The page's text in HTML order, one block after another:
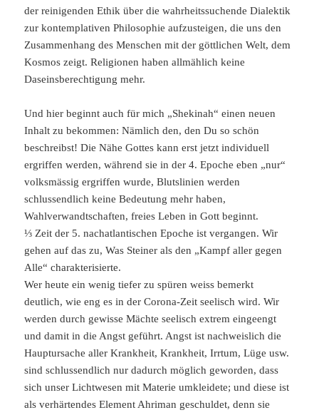
der reinigenden Ethik über die wahrheitssuchende Dialektik
zur kontemplativen Philosophie aufzusteigen, die uns den
Zusammenhang des Menschen mit der göttlichen Welt, dem
Kosmos zeigt. Religionen haben allmählich keine
Daseinsberechtigung mehr.
Und hier beginnt auch für mich „Shekinah“ einen neuen
Inhalt zu bekommen: Nämlich den, den Du so schön
beschreibst! Die Nähe Gottes kann erst jetzt individuell
ergriffen werden, während sie in der 4. Epoche eben „nur“
volksmässig ergriffen wurde, Blutslinien werden
schlussendlich keine Bedeutung mehr haben,
Wahlverwandtschaften, freies Leben in Gott beginnt.
⅓ Zeit der 5. nachatlantischen Epoche ist vergangen. Wir
gehen auf das zu, Was Steiner als den „Kampf aller gegen
Alle“ charakterisierte.
Wer heute ein wenig tiefer zu spüren weiss bemerkt
deutlich, wie eng es in der Corona-Zeit seelisch wird. Wir
werden durch gewisse Mächte seelisch extrem eingeengt
und damit in die Angst geführt. Angst ist nachweislich die
Hauptursache aller Krankheit, Krankheit, Irrtum, Lüge usw.
sind schlussendlich nur dadurch möglich geworden, dass
sich unser Lichtwesen mit Materie umkleidete; und diese ist
als verhärtendes Element Ahriman geschuldet, denn sie